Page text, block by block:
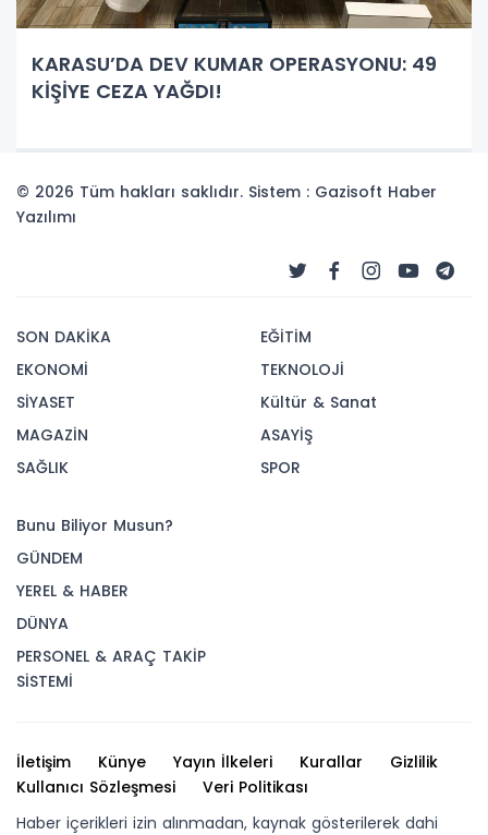
KARASU’DA DEV KUMAR OPERASYONU: 49
KİŞİYE CEZA YAĞDI!
© 2026 Tüm hakları saklıdır. Sistem : Gazisoft Haber
Yazılımı
SON DAKİKA
EKONOMİ
SİYASET
MAGAZİN
SAĞLIK
EĞİTİM
TEKNOLOJİ
Kültür & Sanat
ASAYİŞ
SPOR
Bunu Biliyor Musun?
GÜNDEM
YEREL & HABER
DÜNYA
PERSONEL & ARAÇ TAKİP
SİSTEMİ
İletişim Künye Yayın İlkeleri Kurallar
Gizlilik
Kullanıcı Sözleşmesi
Veri Politikası
Haber içerikleri izin alınmadan, kaynak gösterilerek dahi